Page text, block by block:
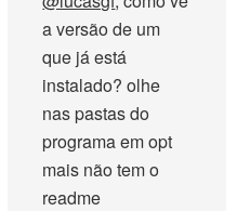
a versão de um
que já está
instalado? olhe
nas pastas do
programa em opt
mais não tem o
readme